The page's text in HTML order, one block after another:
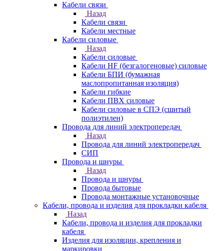
Кабели связи
Назад
Кабели связи
Кабели местные
Кабели силовые
Назад
Кабели силовые
Кабели HF (безгалогеновые) силовые
Кабели БПИ (бумажная
маслопропитанная изоляция)
Кабели гибкие
Кабели ПВХ силовые
Кабели силовые в СПЭ (сшитый
полиэтилен)
Провода для линий электропередач
Назад
Провода для линий электропередач
СИП
Провода и шнуры
Назад
Провода и шнуры
Провода бытовые
Провода монтажные установочные
Кабели, провода и изделия для прокладки кабеля
Назад
Кабели, провода и изделия для прокладки
кабеля
Изделия для изоляции, крепления и
маркировки